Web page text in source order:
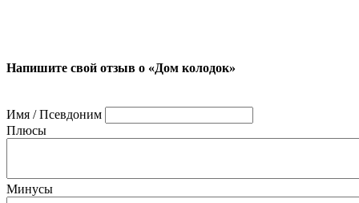
Напишите свой отзыв о «Дом колодок»
Имя / Псевдоним
Плюсы
Минусы